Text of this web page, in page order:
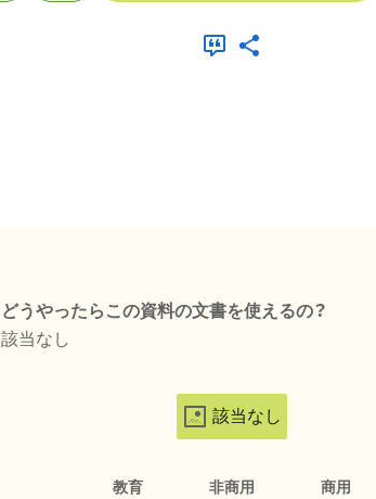
どうやったらこの資料の文書を使えるの？
該当なし
該当なし
教育 非商用 商用